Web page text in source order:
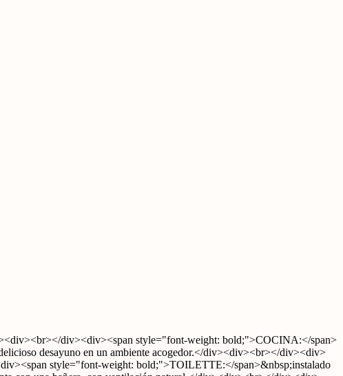
div><div><span style="font-weight: bold;">COCINA:</span>
desayuno en un ambiente acogedor.</div><div><br></div><div>
style="font-weight: bold;">TOILETTE:</span>&nbsp;instalado